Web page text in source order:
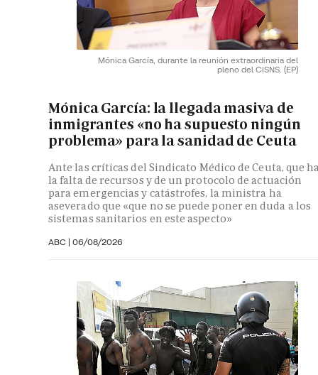
Mónica García, durante la reunión extraordinaria del
pleno del CISNS. (EP)
Mónica García: la llegada masiva de
inmigrantes «no ha supuesto ningún
problema» para la sanidad de Ceuta
Ante las críticas del Sindicato Médico de Ceuta, que
la falta de recursos y de un protocolo de actuación
para emergencias y catástrofes, la ministra ha
aseverado que «que no se puede poner en duda a los
sistemas sanitarios en este aspecto»
ABC | 06/08/2026